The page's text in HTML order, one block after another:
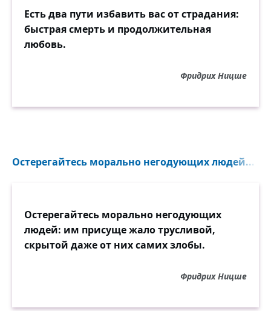
Есть два пути избавить вас от страдания:
быстрая смерть и продолжительная
любовь.
Фридрих Ницше
Остерегайтесь морально негодующих людей...
Остерегайтесь морально негодующих
людей: им присуще жало трусливой,
скрытой даже от них самих злобы.
Фридрих Ницше